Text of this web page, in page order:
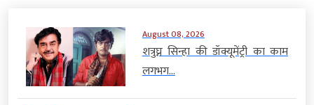
August 08, 2026
शत्रुघ्न सिन्हा की डॉक्यूमेंट्री का काम
लगभग...